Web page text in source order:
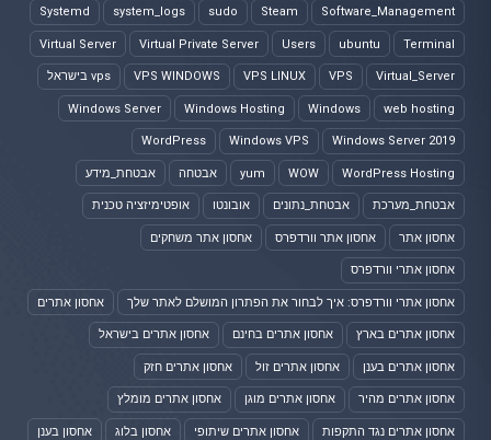
Software_Management
Steam
sudo
system_logs
Systemd
Terminal
ubuntu
Users
Virtual Private Server
Virtual Server
Virtual_Server
VPS
VPS LINUX
VPS WINDOWS vps בישראל
web hosting
Windows
Windows Hosting
Windows Server
Windows Server 2019
Windows VPS
WordPress
WordPress Hosting
WOW
yum אבטחה אבטחת_מידע
אבטחת_מערכת אבטחת_נתונים אובונטו אופטימיזציה טכנית
אחסון אתר אחסון אתר וורדפרס אחסון אתר משחקים
אחסון אתרי וורדפרס
אחסון אתרי וורדפרס: איך לבחור את הפתרון המושלם לאתר שלך אחסון אתרים
אחסון אתרים בארץ אחסון אתרים בחינם אחסון אתרים בישראל
אחסון אתרים בענן אחסון אתרים זול אחסון אתרים חזק
אחסון אתרים מהיר אחסון אתרים מוגן אחסון אתרים מומלץ
אחסון אתרים נגד התקפות אחסון אתרים שיתופי אחסון בלוג אחסון בענן